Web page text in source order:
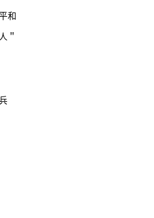
和
＂